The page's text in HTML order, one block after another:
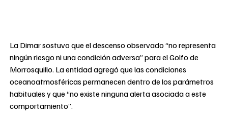
La Dimar sostuvo que el descenso observado “no representa
ningún riesgo ni una condición adversa” para el Golfo de
Morrosquillo. La entidad agregó que las condiciones
oceanoatmosféricas permanecen dentro de los parámetros
habituales y que “no existe ninguna alerta asociada a este
comportamiento”.